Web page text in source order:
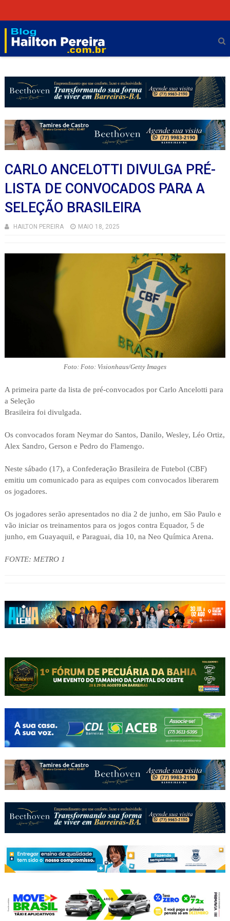
CARLO ANCELOTTI DIVULGA PRÉ-
LISTA DE CONVOCADOS PARA A
SELEÇÃO BRASILEIRA
HAILTON PEREIRA MAIO 18, 2025
Foto: Foto: Visionhaus/Getty Images
A primeira parte da lista de pré-convocados por Carlo Ancelotti para
a Seleção
Brasileira foi divulgada.
Os convocados foram Neymar do Santos, Danilo, Wesley, Léo Ortiz,
Alex Sandro, Gerson e Pedro do Flamengo.
Neste sábado (17), a Confederação Brasileira de Futebol (CBF)
emitiu um comunicado para as equipes com convocados liberarem
os jogadores.
Os jogadores serão apresentados no dia 2 de junho, em São Paulo e
vão iniciar os treinamentos para os jogos contra Equador, 5 de
junho, em Guayaquil, e Paraguai, dia 10, na Neo Química Arena.
FONTE: METRO 1